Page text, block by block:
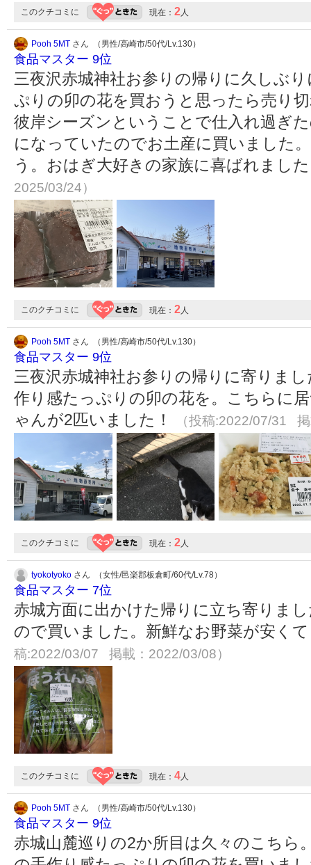
このクチコミに 現在： 2人
Pooh 5MT さん （男性/高崎市/50代/Lv.130）
食品マスター 9位
三夜沢赤城神社お参りの帰りに久しぶ
ぷりの卯の花を買おうと思ったら売り
彼岸シーズンということで仕入れ過ぎ
になっていたのでお土産に買いました
う。おはぎ大好きの家族に喜ばれまし
2025/03/24）
このクチコミに 現在： 2人
Pooh 5MT さん （男性/高崎市/50代/Lv.130）
食品マスター 9位
三夜沢赤城神社お参りの帰りに寄りま
作り感たっぷりの卯の花を。こちらに
ゃんが2匹いました！
（投稿:2022/07/31
このクチコミに 現在： 2人
tyokotyoko さん （女性/邑楽郡板倉町/60代/Lv.78）
食品マスター 7位
赤城方面に出かけた帰りに立ち寄りま
ので買いました。新鮮なお野菜が安く
稿:2022/03/07 掲載：2022/03/08）
このクチコミに 現在： 4人
Pooh 5MT さん （男性/高崎市/50代/Lv.130）
食品マスター 9位
赤城山麓巡りの2か所目は久々のこちら